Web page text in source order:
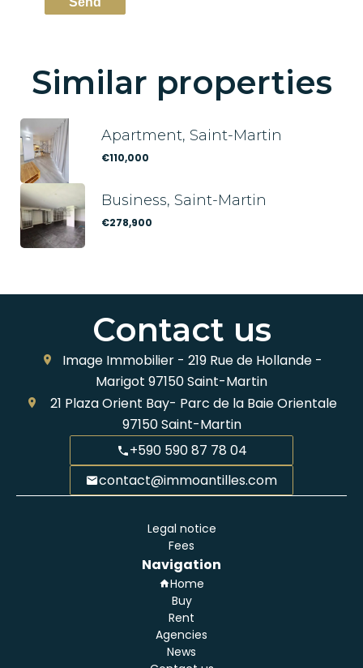
Similar properties
Apartment, Saint-Martin
€110,000
Business, Saint-Martin
€278,900
Contact us
Image Immobilier - 219 Rue de Hollande -
Marigot 97150Saint-Martin
21 Plaza Orient Bay- Parc de la Baie Orientale
97150Saint-Martin
+590 590 87 78 04
contact@immoantilles.com
Legal notice
Fees
Navigation
Home
Buy
Rent
Agencies
News